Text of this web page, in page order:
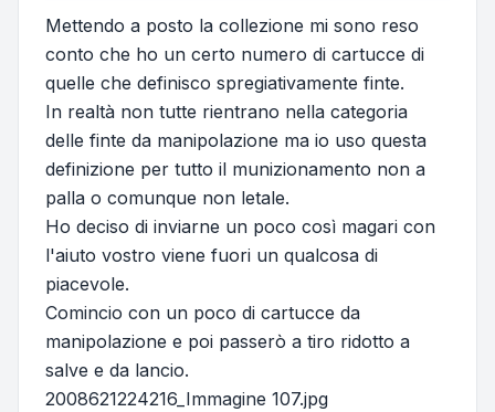
Mettendo a posto la collezione mi sono reso
conto che ho un certo numero di cartucce di
quelle che definisco spregiativamente finte.
In realtà non tutte rientrano nella categoria
delle finte da manipolazione ma io uso questa
definizione per tutto il munizionamento non a
palla o comunque non letale.
Ho deciso di inviarne un poco così magari con
l'aiuto vostro viene fuori un qualcosa di
piacevole.
Comincio con un poco di cartucce da
manipolazione e poi passerò a tiro ridotto a
salve e da lancio.
2008621224216_Immagine 107.jpg